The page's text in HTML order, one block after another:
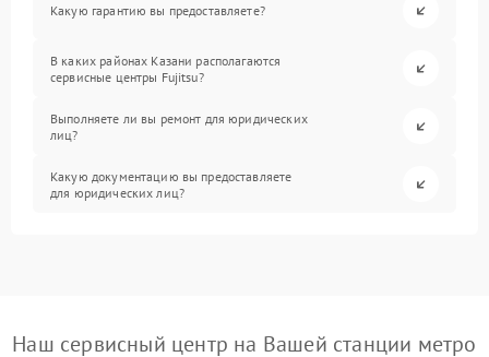
Какую гарантию вы предоставляете?
В каких районах Казани располагаются
сервисные центры Fujitsu?
Выполняете ли вы ремонт для юридических
лиц?
Какую документацию вы предоставляете
для юридических лиц?
Наш сервисный центр на Вашей станции метро